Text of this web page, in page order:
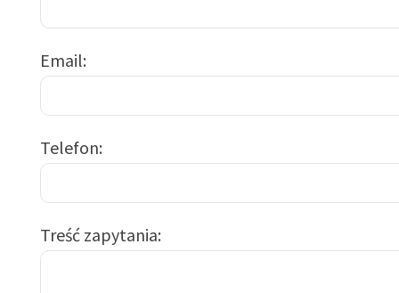
Email
Telefon
Treść zapytania